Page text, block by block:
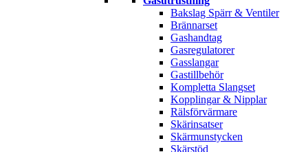
Bakslag Spärr & Ventiler
Brännarset
Gashandtag
Gasregulatorer
Gasslangar
Gastillbehör
Kompletta Slangset
Kopplingar & Nipplar
Rälsförvärmare
Skärinsatser
Skärmunstycken
Skärstöd